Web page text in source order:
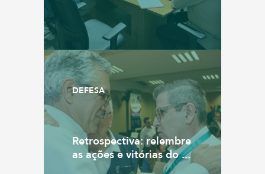
DEFESA
Retrospectiva: relembre
as ações e vitórias do ...